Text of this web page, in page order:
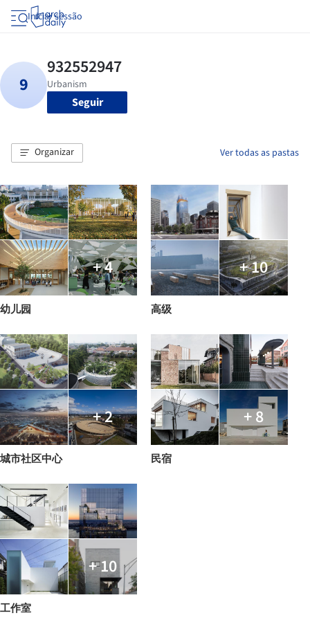
Iniciar sessão
Seguir
Organizar Ver todas as pastas
+ 4
幼儿园
+ 10
高级
+ 2
城市社区中心
+ 8
民宿
+ 10
工作室